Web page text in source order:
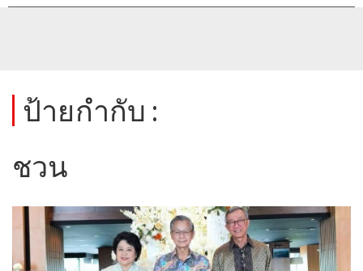
ป้ายกำกับ :
ชวน